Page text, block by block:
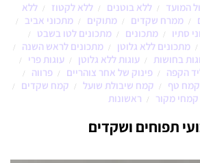
המועד / ללא בוטנים / ללא לקטוז /
ללא
/ ממרח שקדים / מתוקים / מתכוני אביב /
סתיו / מתכונים / מתכונים לטו בשבט /
/ מתכונים ללא גלוטן / מתכונים לראש השנה /
בחושות / עוגות ללא גלוטן / עוגות פרי /
הקפה / פינוק של אחר צוהריים / פרווה /
קמח טף / קמח שיבולת שועל / קמח שקדים /
קמחי מקור / ראשונות
תפוחים ושקדים